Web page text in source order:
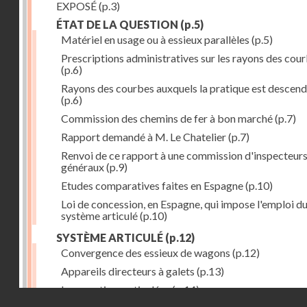
EXPOSÉ(p.3)
ÉTAT DE LA QUESTION (p.5)
Matériel en usage ou à essieux parallèles (p.5)
Prescriptions administratives sur les rayons des
(p.6)
Rayons des courbes auxquels la pratique est
(p.6)
Commission des chemins de fer à bon marché(p.7)
Rapport demandé à M. Le Chatelier(p.7)
Renvoi de ce rapport à une commission d'inspecteurs
généraux(p.9)
Etudes comparatives faites en Espagne(p.10)
Loi de concession, en Espagne, qui impose l'emploi du
système articulé(p.10)
SYSTÈME ARTICULÉ (p.12)
Convergence des essieux de wagons (p.12)
Appareils directeurs à galets (p.13)
Locomotives articulées(p.14)